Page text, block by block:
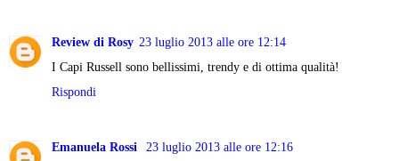
Review di Rosy 23 luglio 2013 alle ore 12:14
I Capi Russell sono bellissimi, trendy e di ottima qualità!
Rispondi
Emanuela Rossi
23 luglio 2013 alle ore 12:16